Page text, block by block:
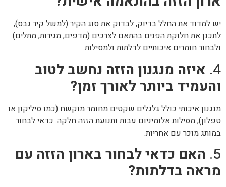
יש למדוד את החלל בדיוק, לבדוק את סוג הקיר (למשל קיר גבס),
לתכנן את חלוקת הפנים בהתאם לצרכים (מדפים, מגירות, מתלים)
ולבחור חומרים איכותיים לדלתות ולמסילות.
4. איזה מנגנון הזזה נחשב לטוב
והעמיד ביותר לאורך זמן?
מנגנון איכותי כולל גלגלים שקטים מחומר מוקשח (כמו סיליקון או
טפלון), מסילות אלומיניום עבות ותנועת הזזה חלקה. כדאי לבחור
במותג מוכר עם אחריות.
5. האם כדאי לבחור בארון הזזה עם
מראה בדלתות?